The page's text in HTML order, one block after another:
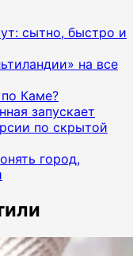
сытно, быстро и
на все
Каме?
запускает
по скрытой
город,